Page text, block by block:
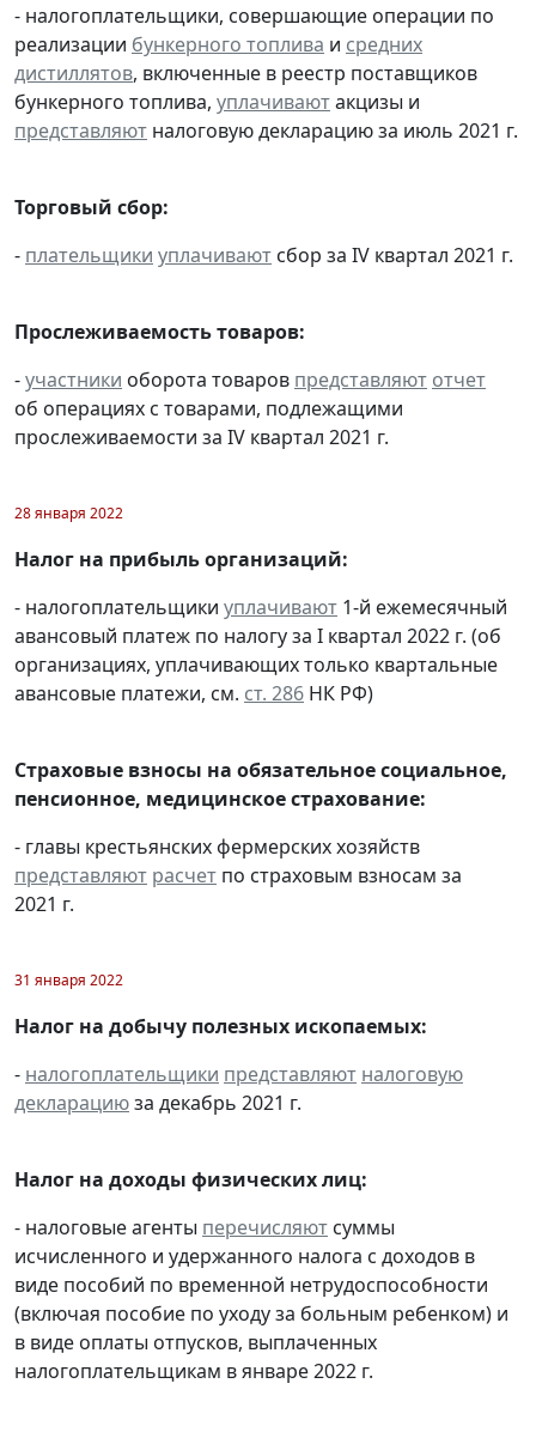
- налогоплательщики, совершающие операции по
реализации бункерного топлива и средних
дистиллятов, включенные в реестр поставщиков
бункерного топлива, уплачиваютакцизы и
представляют налоговую декларацию за июль 2021 г.
Торговый сбор:
- плательщики уплачивают сбор за IV квартал 2021 г.
Прослеживаемость товаров:
-участники оборота товаров представляют отчет
об операциях с товарами, подлежащими
прослеживаемости за IV квартал 2021 г.
28 января 2022
Налог на прибыль организаций:
- налогоплательщики уплачивают 1-й ежемесячный
авансовый платеж по налогу за I квартал 2022 г. (об
организациях, уплачивающих только квартальные
авансовые платежи, см. ст. 286 НК РФ)
Страховые взносы на обязательное социальное,
пенсионное, медицинское страхование:
- главы крестьянских фермерских хозяйств
представляют расчет по страховым взносам за
2021 г.
31 января 2022
Налог на добычу полезных ископаемых:
- налогоплательщики представляют налоговую
декларациюза декабрь 2021 г.
Налог на доходы физических лиц:
- налоговые агенты перечисляют суммы
исчисленного и удержанного налога с доходов в
виде пособий по временной нетрудоспособности
(включая пособие по уходу за больным ребенком) и
в виде оплаты отпусков, выплаченных
налогоплательщикам в январе 2022 г.